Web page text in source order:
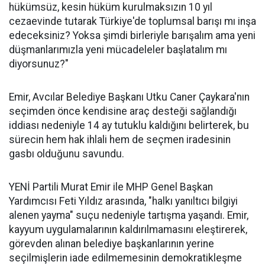
hükümsüz, kesin hüküm kurulmaksızın 10 yıl
cezaevinde tutarak Türkiye'de toplumsal barışı mı inşa
edeceksiniz? Yoksa şimdi birleriyle barışalım ama yeni
düşmanlarımızla yeni mücadeleler başlatalım mı
diyorsunuz?"
Emir, Avcılar Belediye Başkanı Utku Caner Çaykara'nın
seçimden önce kendisine araç desteği sağlandığı
iddiası nedeniyle 14 ay tutuklu kaldığını belirterek, bu
sürecin hem hak ihlali hem de seçmen iradesinin
gasbı olduğunu savundu.
YENİ Partili Murat Emir ile MHP Genel Başkan
Yardımcısı Feti Yıldız arasında, "halkı yanıltıcı bilgiyi
alenen yayma" suçu nedeniyle tartışma yaşandı. Emir,
kayyum uygulamalarının kaldırılmamasını eleştirerek,
görevden alınan belediye başkanlarının yerine
seçilmişlerin iade edilmemesinin demokratikleşme